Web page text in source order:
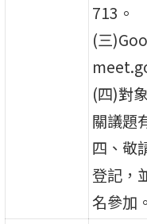
713。
(三
(四)對
關議題
四、敬
登記，
名參加。